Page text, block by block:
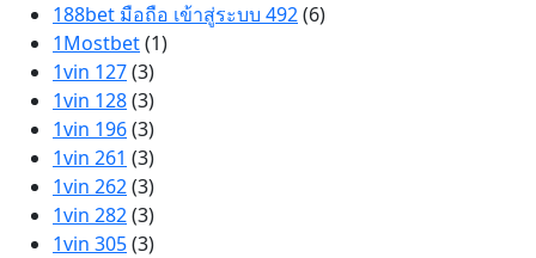
188bet มือถือ เข้าสู่ระบบ 492(6)
1Mostbet(1)
1vin 127(3)
1vin 128(3)
1vin 196(3)
1vin 261 (3)
1vin 262(3)
1vin 282(3)
1vin 305(3)